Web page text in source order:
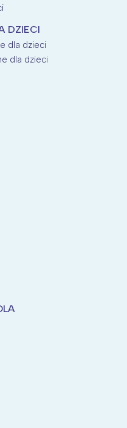
DZIECI
dla dzieci
dla dzieci